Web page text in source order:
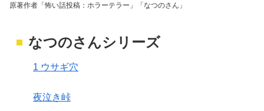
原著作者「怖い話投稿：ホラーテラー」「なつのさん」
なつのさんシリーズ
1 ウサギ穴
夜泣き峠